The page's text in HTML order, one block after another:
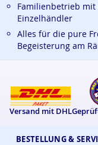
BESTELLUNG &
Familienbetrieb mit
Einzelhändler
Alles für die pure
Begeisterung am
Versand mit DHL